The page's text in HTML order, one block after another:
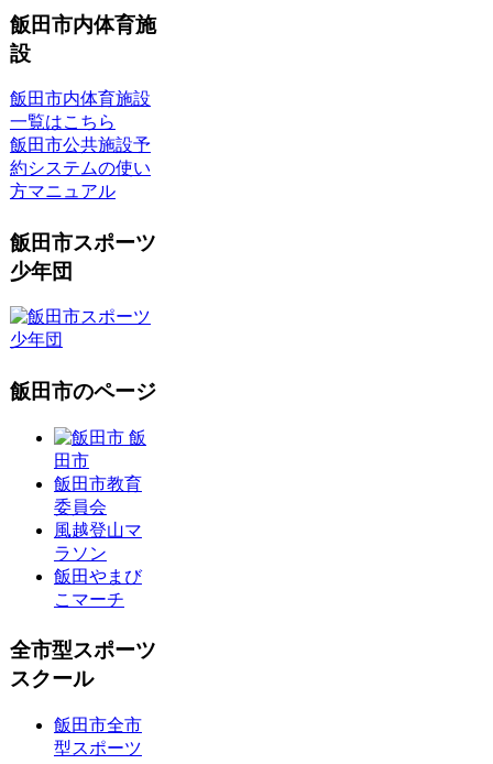
飯田市内体育施
設
飯田市内体育施設
一覧はこちら
飯田市公共施設予
約システムの使い
方マニュアル
飯田市スポーツ
少年団
飯田市のページ
飯
田市
飯田市教育
委員会
風越登山マ
ラソン
飯田やまび
こマーチ
全市型スポーツ
スクール
飯田市全市
型スポーツ